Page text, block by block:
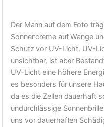
Der Mann auf dem Foto
Sonnencreme auf Wange
Schutz vor UV-Licht. UV-
unsichtbar, ist aber
UV-Licht eine höhere
es besonders für unsere
da es die Zellen dauerhaft
undurchlässige
uns vor dauerhaften